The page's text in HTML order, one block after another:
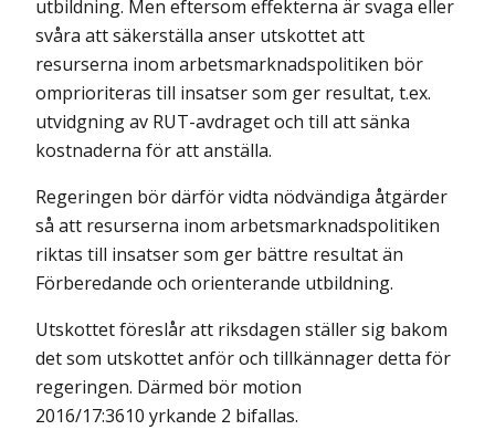
utbildning. Men eftersom effekterna är svaga eller
svåra att säkerställa anser utskottet att
resurserna inom arbetsmarknads­politiken bör
omprioriteras till insatser som ger resultat, t.ex.
utvidgning av RUT-avdraget och till att sänka
kostnaderna för att anställa.
Regeringen bör därför vidta nödvändiga åtgärder
så att resurserna inom arbetsmarknadspolitiken
riktas till insatser som ger bättre resultat än
Förberedande och orienterande utbildning.
Utskottet föreslår att riksdagen ställer sig bakom
det som utskottet anför och tillkännager detta för
regeringen. Därmed bör motion
2016/17:3610 yrkande 2 bifallas.